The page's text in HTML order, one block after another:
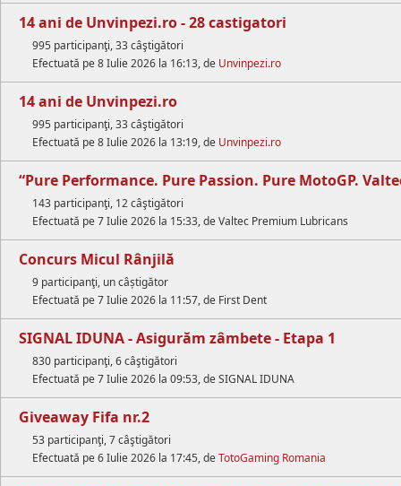
14 ani de Unvinpezi.ro - 28 castigatori
995 participanţi, 33 câştigători
Efectuată pe 8 Iulie 2026 la 16:13, de Unvinpezi.ro
14 ani de Unvinpezi.ro
995 participanţi, 33 câştigători
Efectuată pe 8 Iulie 2026 la 13:19, de Unvinpezi.ro
“Pure Performance. Pure Passion. Pure MotoGP.
143 participanţi, 12 câştigători
Efectuată pe 7 Iulie 2026 la 15:33, de Valtec Premium Lubricans
Concurs Micul Rânjilă
9 participanţi, un câștigător
Efectuată pe 7 Iulie 2026 la 11:57, de First Dent
SIGNAL IDUNA - Asigurăm zâmbete - Etapa 1
830 participanţi, 6 câştigători
Efectuată pe 7 Iulie 2026 la 09:53, de SIGNAL IDUNA
Giveaway Fifa nr.2
53 participanţi, 7 câştigători
Efectuată pe 6 Iulie 2026 la 17:45, deTotoGaming Romania